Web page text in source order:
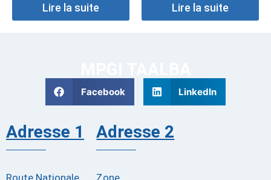
Lire la suite Lire la suite
Facebook LinkedIn
Adresse 1 Adresse 2